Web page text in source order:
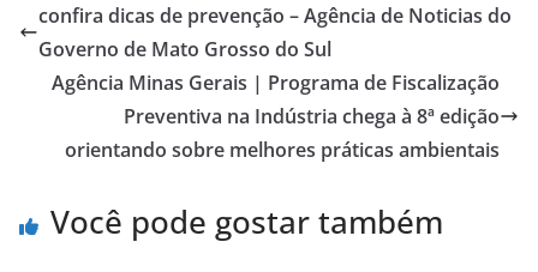
confira dicas de prevenção – Agência de Noticias do
Governo de Mato Grosso do Sul
Agência Minas Gerais | Programa de Fiscalização
Preventiva na Indústria chega à 8ª edição
orientando sobre melhores práticas ambientais
Você pode gostar também